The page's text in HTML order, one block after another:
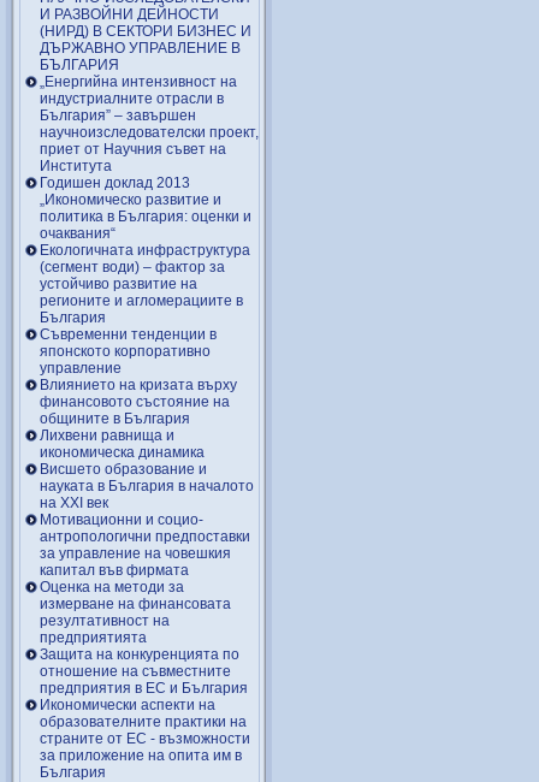
И РАЗВОЙНИ ДЕЙНОСТИ
(НИРД) В СЕКТОРИ БИЗНЕС И
ДЪРЖАВНО УПРАВЛЕНИЕ В
БЪЛГАРИЯ
„Енергийна интензивност на
индустриалните отрасли в
България” – завършен
научноизследователски проект,
приет от Научния съвет на
Института
Годишен доклад 2013
„Икономическо развитие и
политика в България: оценки и
очаквания“
Екологичната инфраструктура
(сегмент води) – фактор за
устойчиво развитие на
регионите и агломерациите в
България
Съвременни тенденции в
японското корпоративно
управление
Влиянието на кризата върху
финансовото състояние на
общините в България
Лихвени равнища и
икономическа динамика
Висшето образование и
науката в България в началото
на ХХІ век
Мотивационни и социо-
антропологични предпоставки
за управление на човешкия
капитал във фирмата
Оценка на методи за
измерване на финансовата
резултативност на
предприятията
Защита на конкуренцията по
отношение на съвместните
предприятия в ЕС и България
Икономически аспекти на
образователните практики на
страните от ЕС - възможности
за приложение на опита им в
България